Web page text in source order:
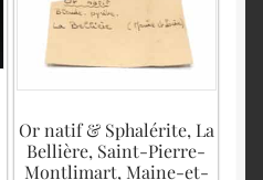
Or natif & Sphalérite, La
Bellière, Saint-Pierre-
Montlimart, Maine-et-